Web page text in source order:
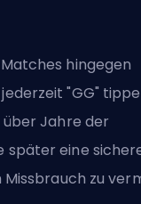
hingegen
"GG"
über Jahre der
später eine
zu